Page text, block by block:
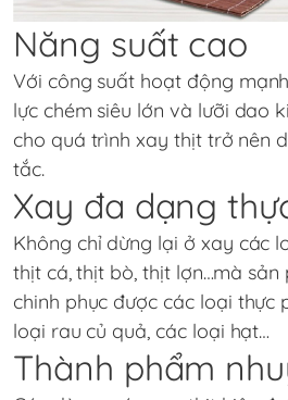
Năng suất cao
Với công suất hoạt động
lực chém siêu lớn và lưỡi dao
cho quá trình xay thịt trở nên
tắc.
Xay đa dạng
Không chỉ dừng lại ở xay các
thịt cá, thịt bò, thịt lợn…mà
chinh phục được các loại thực
loại rau củ quả, các loại hạt…
Thành phẩm